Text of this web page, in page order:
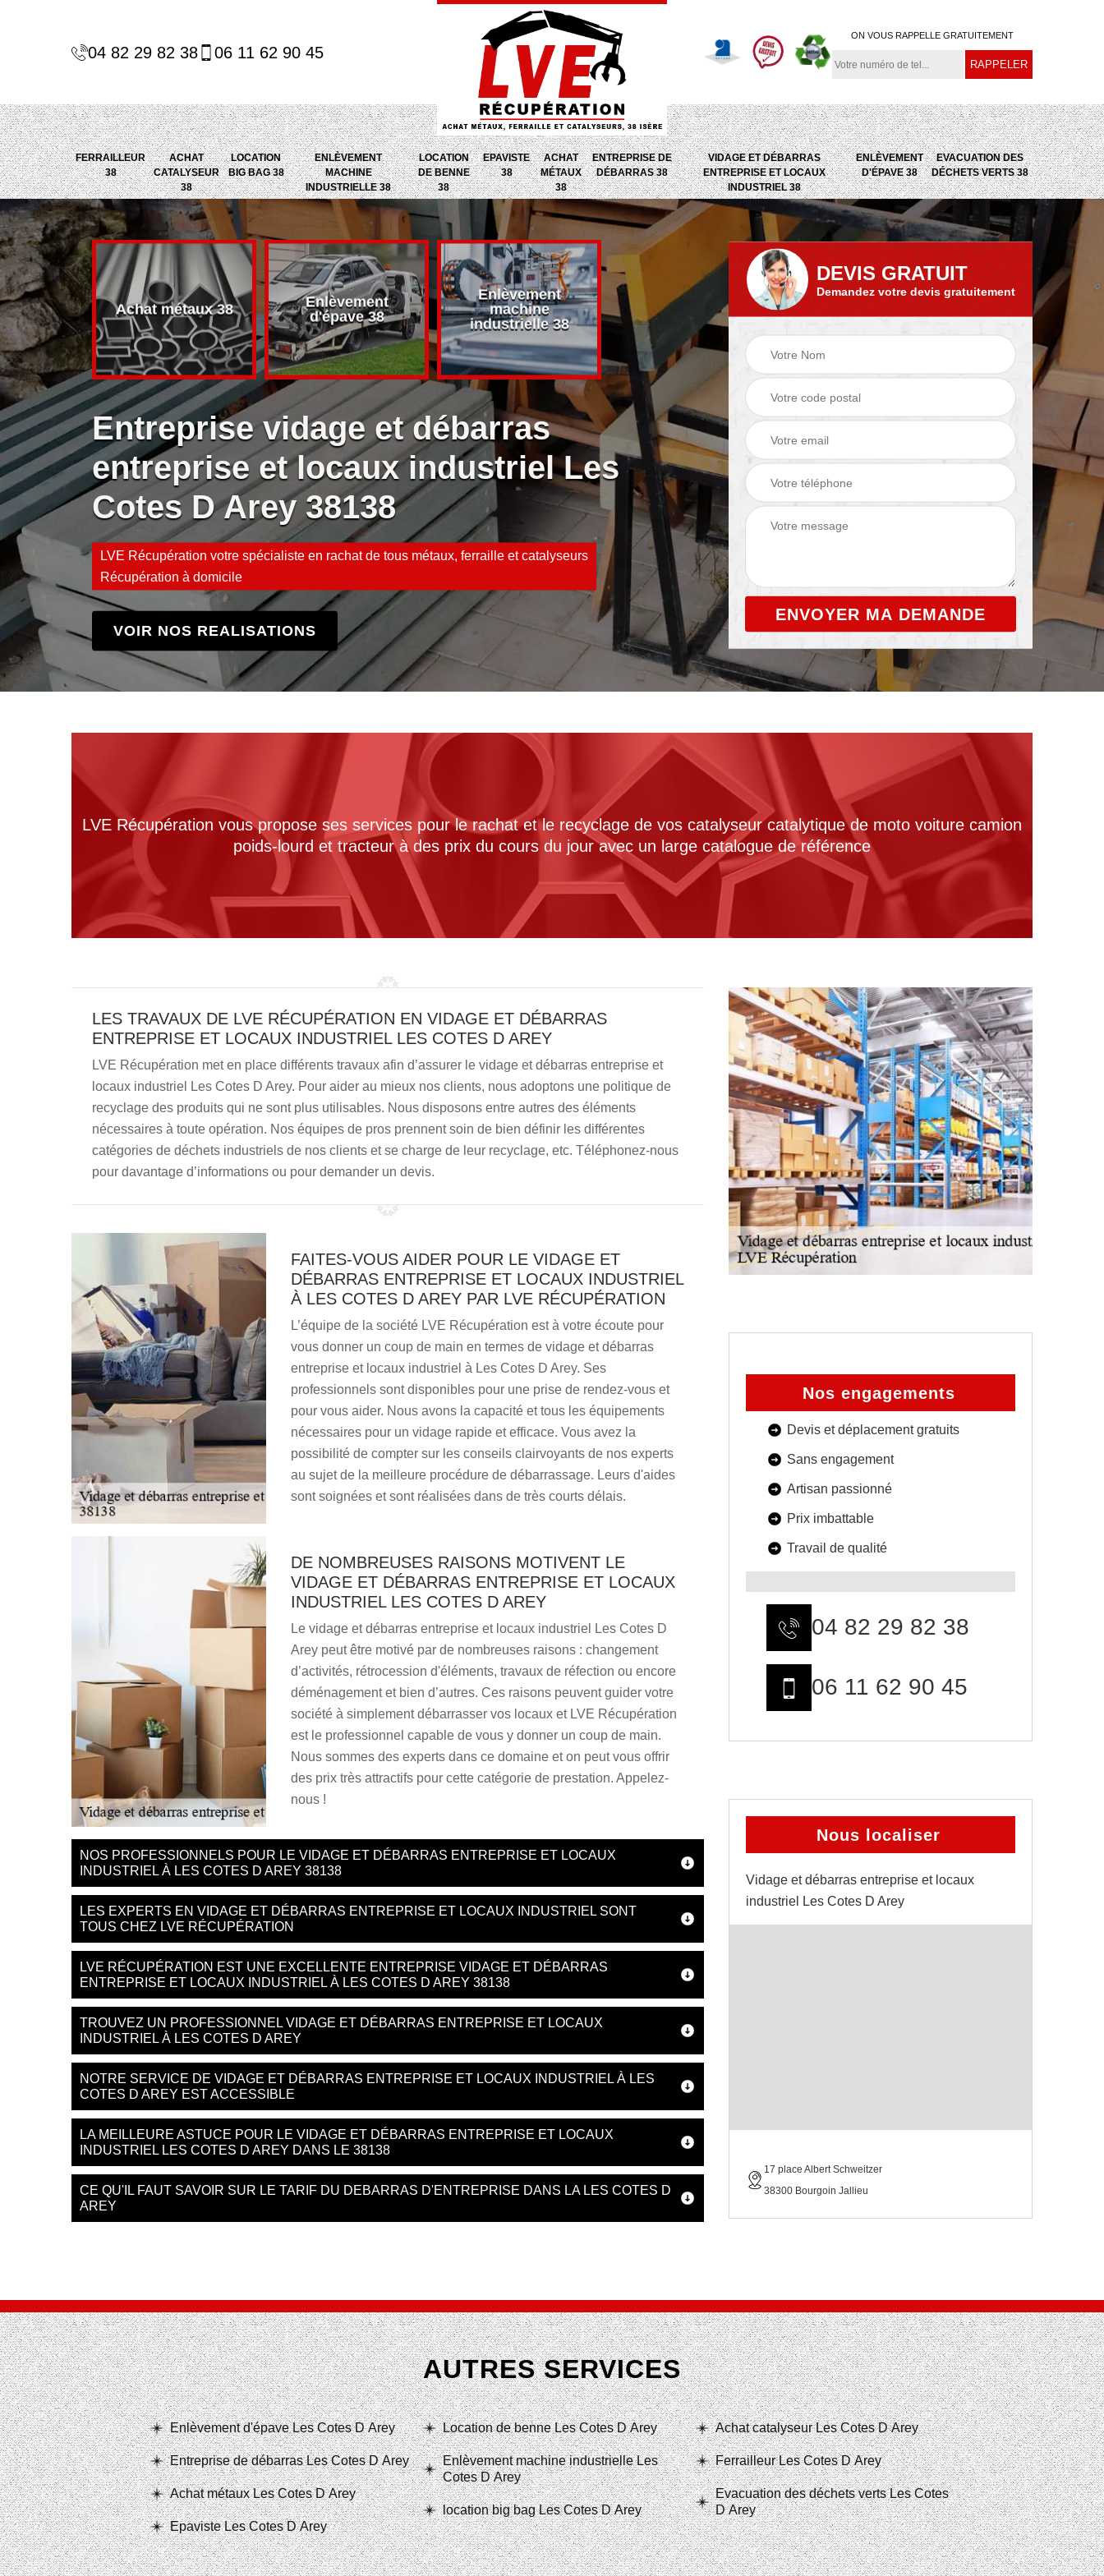
04 82 29 82 38 06 11 62 90 45
ON VOUS RAPPELLE GRATUITEMENT
FERRAILLEUR
38
ACHAT
CATALYSEUR
38
LOCATION
BIG BAG 38
ENLÈVEMENT
MACHINE
INDUSTRIELLE 38
LOCATION
DE BENNE
38
EPAVISTE
38
ACHAT
MÉTAUX
38
ENTREPRISE DE
DÉBARRAS 38
VIDAGE ET DÉBARRAS
ENTREPRISE ET LOCAUX
INDUSTRIEL 38
ENLÈVEMENT
D'ÉPAVE 38
EVACUATION DES
DÉCHETS VERTS 38
38 Achat métaux 38
Enlèvement
d'épave 38
Enlèvement
machine
industrielle 38
Entreprise de
débarras 38
Epaviste 38
Evacuation des
déchets verts 38
Entreprise vidage et débarras
entreprise et locaux industriel Les
Cotes D Arey 38138
LVE Récupération votre spécialiste en rachat de tous métaux, ferraille et catalyseurs
Récupération à domicile
VOIR NOS REALISATIONS
DEVIS GRATUIT
Demandez votre devis gratuitement
LVE Récupération vous propose ses services pour le rachat et le recyclage de vos catalyseur catalytique de moto voiture camion
poids-lourd et tracteur à des prix du cours du jour avec un large catalogue de référence
LES TRAVAUX DE LVE RÉCUPÉRATION EN VIDAGE ET DÉBARRAS
ENTREPRISE ET LOCAUX INDUSTRIEL LES COTES D AREY
LVE Récupération met en place différents travaux afin d’assurer le vidage et débarras entreprise et
locaux industriel Les Cotes D Arey. Pour aider au mieux nos clients, nous adoptons une politique de
recyclage des produits qui ne sont plus utilisables. Nous disposons entre autres des éléments
nécessaires à toute opération. Nos équipes de pros prennent soin de bien définir les différentes
catégories de déchets industriels de nos clients et se charge de leur recyclage, etc. Téléphonez-nous
pour davantage d’informations ou pour demander un devis.
FAITES-VOUS AIDER POUR LE VIDAGE ET
DÉBARRAS ENTREPRISE ET LOCAUX INDUSTRIEL
À LES COTES D AREY PAR LVE RÉCUPÉRATION
L’équipe de la société LVE Récupération est à votre écoute pour
vous donner un coup de main en termes de vidage et débarras
entreprise et locaux industriel à Les Cotes D Arey. Ses
professionnels sont disponibles pour une prise de rendez-vous et
pour vous aider. Nous avons la capacité et tous les équipements
nécessaires pour un vidage rapide et efficace. Vous avez la
possibilité de compter sur les conseils clairvoyants de nos experts
au sujet de la meilleure procédure de débarrassage. Leurs d'aides
sont soignées et sont réalisées dans de très courts délais.
DE NOMBREUSES RAISONS MOTIVENT LE
VIDAGE ET DÉBARRAS ENTREPRISE ET LOCAUX
INDUSTRIEL LES COTES D AREY
Le vidage et débarras entreprise et locaux industriel Les Cotes D
Arey peut être motivé par de nombreuses raisons : changement
d’activités, rétrocession d'éléments, travaux de réfection ou encore
déménagement et bien d’autres. Ces raisons peuvent guider votre
société à simplement débarrasser vos locaux et LVE Récupération
est le professionnel capable de vous y donner un coup de main.
Nous sommes des experts dans ce domaine et on peut vous offrir
des prix très attractifs pour cette catégorie de prestation. Appelez-
nous !
NOS PROFESSIONNELS POUR LE VIDAGE ET DÉBARRAS ENTREPRISE ET LOCAUX
INDUSTRIEL À LES COTES D AREY 38138
LES EXPERTS EN VIDAGE ET DÉBARRAS ENTREPRISE ET LOCAUX INDUSTRIEL SONT
TOUS CHEZ LVE RÉCUPÉRATION
LVE RÉCUPÉRATION EST UNE EXCELLENTE ENTREPRISE VIDAGE ET DÉBARRAS
ENTREPRISE ET LOCAUX INDUSTRIEL À LES COTES D AREY 38138
TROUVEZ UN PROFESSIONNEL VIDAGE ET DÉBARRAS ENTREPRISE ET LOCAUX
INDUSTRIEL À LES COTES D AREY
NOTRE SERVICE DE VIDAGE ET DÉBARRAS ENTREPRISE ET LOCAUX INDUSTRIEL À LES
COTES D AREY EST ACCESSIBLE
LA MEILLEURE ASTUCE POUR LE VIDAGE ET DÉBARRAS ENTREPRISE ET LOCAUX
INDUSTRIEL LES COTES D AREY DANS LE 38138
CE QU'IL FAUT SAVOIR SUR LE TARIF DU DEBARRAS D'ENTREPRISE DANS LA LES COTES D
AREY
Nos engagements
Devis et déplacement gratuits
Sans engagement
Artisan passionné
Prix imbattable
Travail de qualité
04 82 29 82 38
06 11 62 90 45
Nous localiser
Vidage et débarras entreprise et locaux
industriel Les Cotes D Arey
17 place Albert Schweitzer
38300 Bourgoin Jallieu
AUTRES SERVICES
Enlèvement d'épave Les Cotes D Arey
Entreprise de débarras Les Cotes D Arey
Achat métaux Les Cotes D Arey
Epaviste Les Cotes D Arey
Location de benne Les Cotes D Arey
Enlèvement machine industrielle Les
Cotes D Arey
location big bag Les Cotes D Arey
Achat catalyseur Les Cotes D Arey
Ferrailleur Les Cotes D Arey
Evacuation des déchets verts Les Cotes
D Arey